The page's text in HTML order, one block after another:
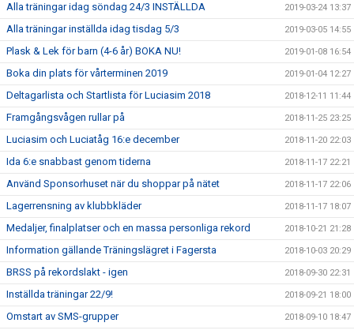
Alla träningar idag söndag 24/3 INSTÄLLDA 2019-03-24 13:37
Alla träningar inställda idag tisdag 5/3 2019-03-05 14:55
Plask & Lek för barn (4-6 år) BOKA NU! 2019-01-08 16:54
Boka din plats för vårterminen 2019 2019-01-04 12:27
Deltagarlista och Startlista för Luciasim 2018 2018-12-11 11:44
Framgångsvågen rullar på 2018-11-25 23:25
Luciasim och Luciatåg 16:e december 2018-11-20 22:03
Ida 6:e snabbast genom tiderna 2018-11-17 22:21
Använd Sponsorhuset när du shoppar på nätet 2018-11-17 22:06
Lagerrensning av klubbkläder 2018-11-17 18:07
Medaljer, finalplatser och en massa personliga rekord 2018-10-21 21:28
Information gällande Träningslägret i Fagersta 2018-10-03 20:29
BRSS på rekordslakt - igen 2018-09-30 22:31
Inställda träningar 22/9! 2018-09-21 18:00
Omstart av SMS-grupper 2018-09-10 18:47